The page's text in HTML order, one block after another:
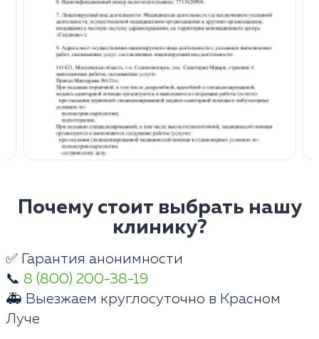
Почему стоит выбрать нашу
клинику?
✅ Гарантия анонимности
📞 8 (800) 200-38-19
🚑 Выезжаем круглосуточно в Красном
Луче